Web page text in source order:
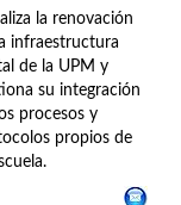
la renovación
infraestructura
de la UPM y
su integración
procesos y
propios de